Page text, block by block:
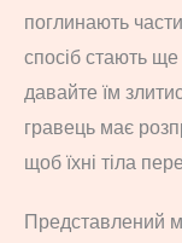
поглинають
спосіб стають
давайте їм
гравець має
щоб їхні тіла
Представлений